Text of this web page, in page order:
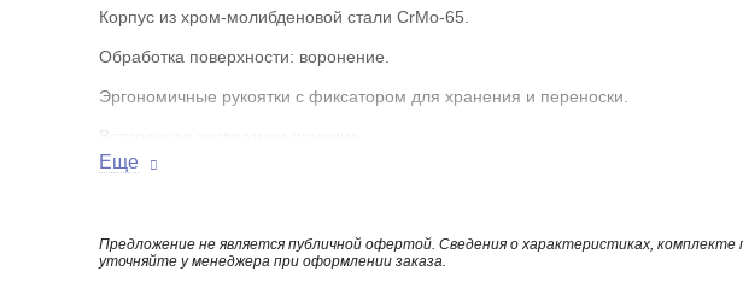
Корпус из хром-молибденовой стали CrMо-65.
Обработка поверхности: воронение.
Эргономичные рукоятки с фиксатором для хранения и переноски.
Встроенная возвратная пружина.
Материал рукояток: пластизоль.
Вес: 340 г.
Еще
Предложение не является публичной офертой. Сведения о характеристиках,
уточняйте у менеджера при оформлении заказа.